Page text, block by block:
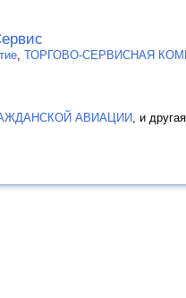
ТОРГОВО-СЕРВИСНАЯ
АВИАЦИИ , и другая